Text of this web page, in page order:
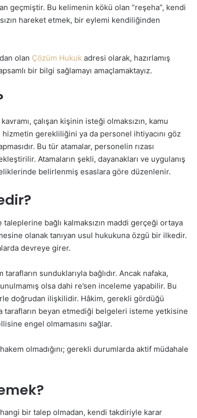
geçmiştir. Bu kelimenin kökü olan “reşeha”, kendi
hareket etmek, bir eylemi kendiliğinden
olan Çözüm Hukuk adresi olarak, hazırlamış
bir bilgi sağlamayı amaçlamaktayız.
çalışan kişinin isteği olmaksızın, kamu
gerekliliğini ya da personel ihtiyacını göz
Bu tür atamalar, personelin rızası
Atamaların şekli, dayanakları ve uygulanış
belirlenmiş esaslara göre düzenlenir.
bağlı kalmaksızın maddi gerçeği ortaya
olanak tanıyan usul hukukuna özgü bir ilkedir.
devreye girer.
sunduklarıyla bağlıdır. Ancak nafaka,
olsa dahi re’sen inceleme yapabilir. Bu
doğrudan ilişkilidir. Hâkim, gerekli gördüğü
beyan etmediği belgeleri isteme yetkisine
engel olmamasını sağlar.
olmadığını; gerekli durumlarda aktif müdahale
bir talep olmadan, kendi takdiriyle karar